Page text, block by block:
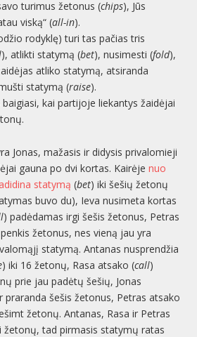
turimus žetonus (chips), Jūs
viską“ (all-in).
rodyklę) turi tas pačias tris
), atlikti statymą (bet), nusimesti (fold),
atliko statymą, atsiranda
statymą (raise).
kai partijoje liekantys žaidėjai
Jonas, mažasis ir didysis privalomieji
gauna po dvi kortas. Kairėje nuo
statymą (bet) iki šešių žetonų
buvo du), Ieva nusimeta kortas
) padėdamas irgi šešis žetonus, Petras
žetonus, nes vieną jau yra
statymą. Antanas nusprendžia
) iki 16 žetonų, Rasa atsako (call)
prie jau padėtų šešių, Jonas
praranda šešis žetonus, Petras atsako
žetonų. Antanas, Rasa ir Petras
žetonų, tad pirmasis statymų ratas